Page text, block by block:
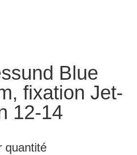
Blue
fixation Jet-
12-14
quantité